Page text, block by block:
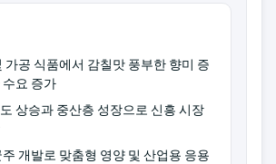
가공 식품에서 감칠맛 풍부한 향미 증
요 증가
상승과 중산층 성장으로 신흥 시장
개발로 맞춤형 영양 및 산업용 응용